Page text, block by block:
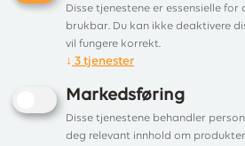
Overgang ø150-
Overgang til ovn eller
emalje
Disse tjenestene er essensielle
brukbar. Du kan ikke deaktivere
vil fungere korrekt.
↓ 3 tjenester
Markedsføring
Disse tjenestene behandler
deg relevant innhold om